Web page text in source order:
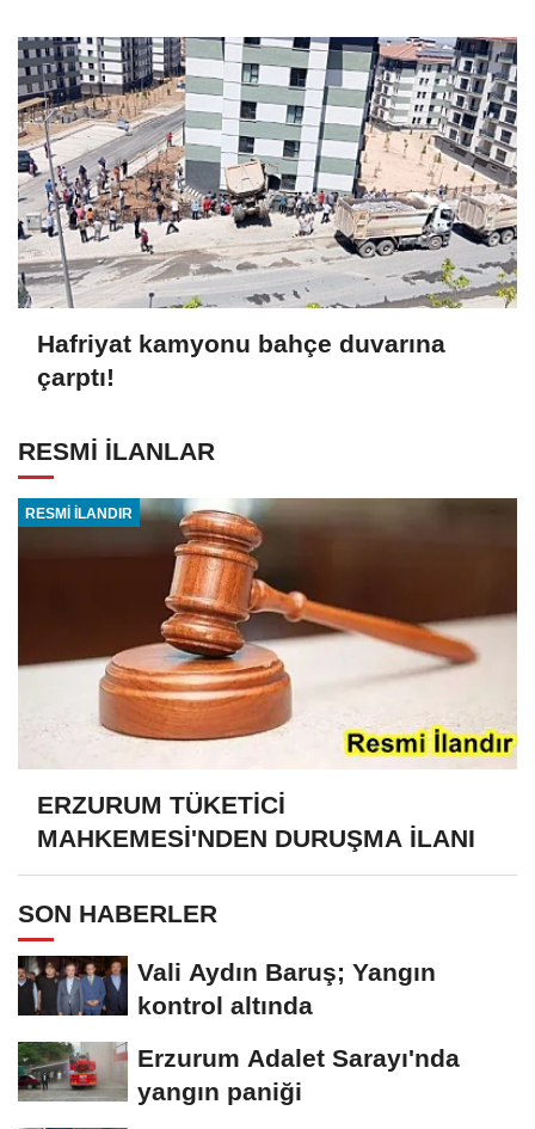
Hafriyat kamyonu bahçe duvarına
çarptı!
RESMİ İLANLAR
RESMİ İLANDIR
ERZURUM TÜKETİCİ
MAHKEMESİ'NDEN DURUŞMA İLANI
SON HABERLER
Vali Aydın Baruş; Yangın
kontrol altında
Erzurum Adalet Sarayı'nda
yangın paniği